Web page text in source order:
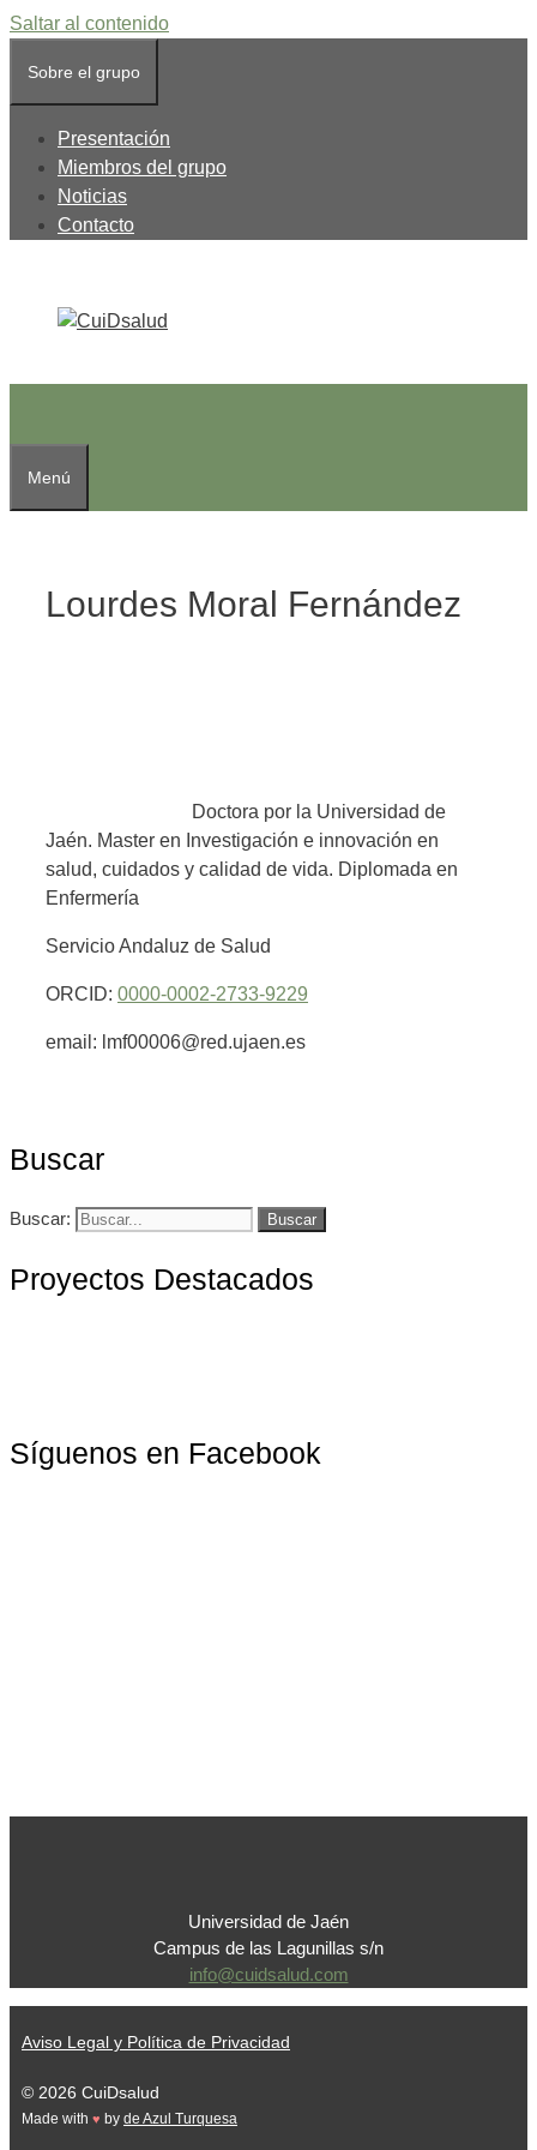
Saltar al contenido
Sobre el grupo
Presentación
Miembros del grupo
Noticias
Contacto
Menú
Lourdes Moral Fernández
Doctora por la Universidad de
Jaén. Master en Investigación e innovación en
salud, cuidados y calidad de vida. Diplomada en
Enfermería
Servicio Andaluz de Salud
ORCID: 0000-0002-2733-9229
email: lmf00006@red.ujaen.es
Buscar
Buscar:
Proyectos Destacados
Síguenos en Facebook
Universidad de Jaén
Campus de las Lagunillas s/n
info@cuidsalud.com
Aviso Legal y Política de Privacidad
© 2026 CuiDsalud
Made with ♥ by de Azul Turquesa